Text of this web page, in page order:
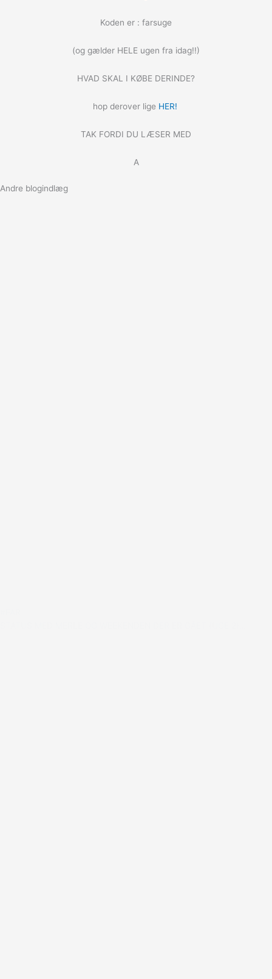
Koden er : farsuge
(og gælder HELE ugen fra idag!!)
HVAD SKAL I KØBE DERINDE?
hop derover lige HER!
TAK FORDI DU LÆSER MED
A
Andre blogindlæg